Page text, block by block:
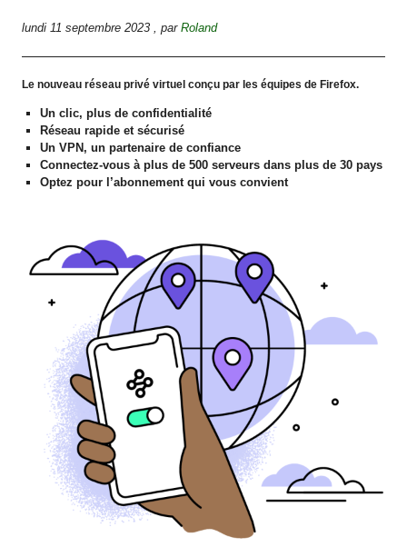
lundi 11 septembre 2023 ,parRoland
Le nouveau réseau privé virtuel conçu par les équipes de Firefox.
Un clic, plus de confidentialité
Réseau rapide et sécurisé
Un VPN, un partenaire de confiance
Connectez-vous à plus de 500 serveurs dans plus de 30 pays
Optez pour l’abonnement qui vous convient